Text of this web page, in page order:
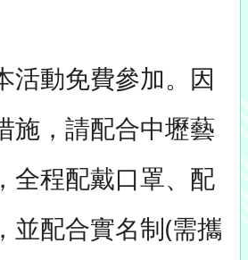
活動免費參加。因
施，請配合中壢藝
全程配戴口罩、配
並配合實名制(需攜